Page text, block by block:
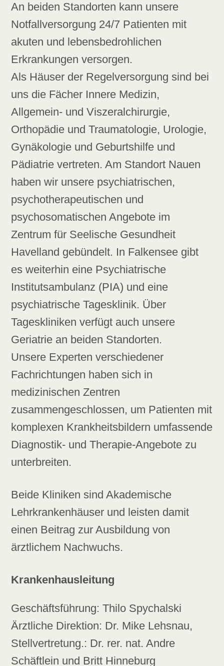
An beiden Standorten kann unsere
Notfallversorgung 24/7 Patienten mit
akuten und lebensbedrohlichen
Erkrankungen versorgen.
Als Häuser der Regelversorgung sind bei
uns die Fächer Innere Medizin,
Allgemein- und Viszeralchirurgie,
Orthopädie und Traumatologie, Urologie,
Gynäkologie und Geburtshilfe und
Pädiatrie vertreten. Am Standort Nauen
haben wir unsere psychiatrischen,
psychotherapeutischen und
psychosomatischen Angebote im
Zentrum für Seelische Gesundheit
Havelland gebündelt. In Falkensee gibt
es weiterhin eine Psychiatrische
Institutsambulanz (PIA) und eine
psychiatrische Tagesklinik. Über
Tageskliniken verfügt auch unsere
Geriatrie an beiden Standorten.
Unsere Experten verschiedener
Fachrichtungen haben sich in
medizinischen Zentren
zusammengeschlossen, um Patienten mit
komplexen Krankheitsbildern umfassende
Diagnostik- und Therapie-Angebote zu
unterbreiten.
Beide Kliniken sind Akademische
Lehrkrankenhäuser und leisten damit
einen Beitrag zur Ausbildung von
ärztlichem Nachwuchs.
Krankenhausleitung
Geschäftsführung: Thilo Spychalski
Ärztliche Direktion: Dr. Mike Lehsnau,
Stellvertretung.: Dr. rer. nat. Andre
Schäftlein und Britt Hinneburg